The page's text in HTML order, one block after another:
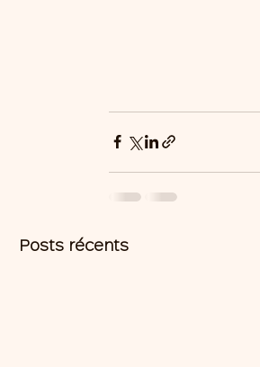
Posts récents